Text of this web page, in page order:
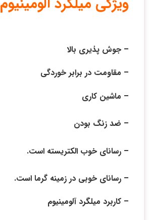
– جوش پذیری بالا
– مقاومت در برابر خوردگی
– ماشین کاری
– ضد زنگ بودن
– رسانای خوب الکتریسته است.
– رسانای خوبی در زمینه گرما است.
– کاربرد میلگرد آلومینیوم